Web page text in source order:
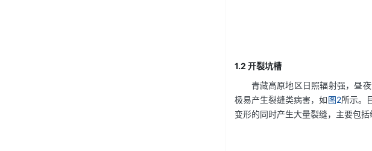
1.2 开裂坑槽
青藏高原地区日照辐射强，昼
极易产生裂缝类病害，如图2所示。
变形的同时产生大量裂缝，主要包